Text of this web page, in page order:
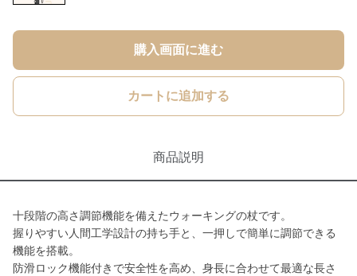
購入画面に進む
カートに追加する
商品説明
十段階の高さ調節機能を備えたウォーキングの杖です。
握りやすい人間工学設計の持ち手と、一押しで簡単に調節できる
機能を搭載。
防滑ロック機能付きで安全性を高め、身長に合わせて最適な長さ